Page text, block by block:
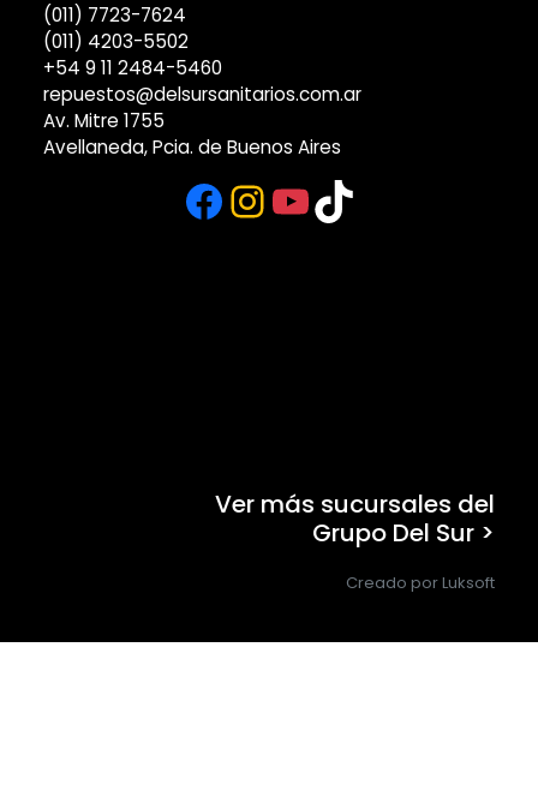
(011) 7723-7624
(011) 4203-5502
+54 9 11 2484-5460
repuestos@delsursanitarios.com.ar
Av. Mitre 1755
Avellaneda, Pcia. de Buenos Aires
Facebook
Instagram
YouTube
TikTok
Ver más sucursales del
Grupo Del Sur >
Creado por Luksoft